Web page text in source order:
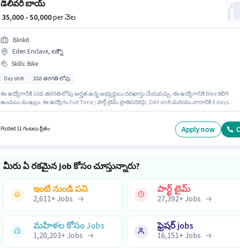
డెలివరీ బాయ్
₹ 35,000 - 50,000per నెల
Blinkit
Eden Enclave, లక్నౌ
Skills: Bike
Day shift 10వ తరగతి లోపు
ఈ ఉద్యోగానికి 10వ తరగతి లోపు అర్హత ఉన్న అభ్యర్థులు దరఖాస్తు చేయవచ్చు. ఈ ఉద్యోగానికి Bike కలిగి
ఉండటం ముఖ్యం. ఈ ఉద్యోగం Full Time / పార్ట్ టైమ్ ప్రాతిపదికపై, DAY shift మరియు వారానికి 6 days
Posted 11 గంటలు క్రితం Apply now
మీరు ఏ రకమైన job కోసం చూస్తున్నారు?
ఇంటి నుండి పని
2,611+Jobs
పార్ట్ టైమ్
27,392+Jobs
మహిళల కోసం Jobs
1,20,203+Jobs
ఫ్రెషర్ jobs
16,151+Jobs